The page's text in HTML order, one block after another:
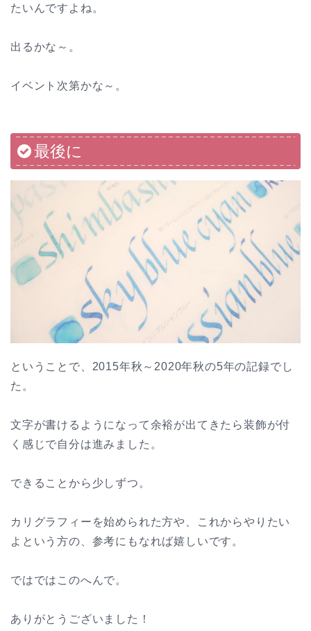
たいんですよね。
出るかな～。
イベント次第かな～。
最後に
ということで、2015年秋～2020年秋の5年の記録でし
た。
文字が書けるようになって余裕が出てきたら装飾が付
く感じで自分は進みました。
できることから少しずつ。
カリグラフィーを始められた方や、これからやりたい
よという方の、参考にもなれば嬉しいです。
ではではこのへんで。
ありがとうございました！